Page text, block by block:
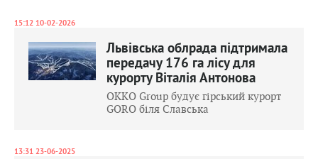
15:12 10-02-2026
Львівська облрада підтримала
передачу 176 га лісу для
курорту Віталія Антонова
OKKO Group будує гірський курорт
GORO біля Славська
13:31 23-06-2025